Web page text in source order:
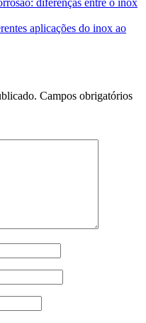
diferenças entre o inox
aplicações do inox ao
Campos obrigatórios